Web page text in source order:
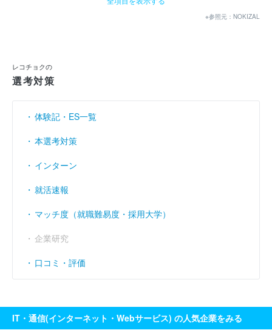
1億2400万
売上伸び率
営業利益率
※参照元：NOKIZAL
レコチョクの
選考対策
体験記・ES一覧
本選考対策
インターン
就活速報
マッチ度（就職難易度・採用大学）
企業研究
口コミ・評価
IT・通信(インターネット・Webサービス) の人気企業をみる